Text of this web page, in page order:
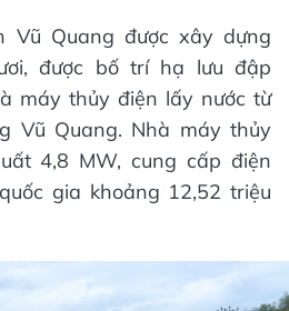
Vũ Quang được xây dựng
được bố trí hạ lưu đập
máy thủy điện lấy nước từ
Vũ Quang. Nhà máy thủy
4,8 MW, cung cấp điện
gia khoảng 12,52 triệu